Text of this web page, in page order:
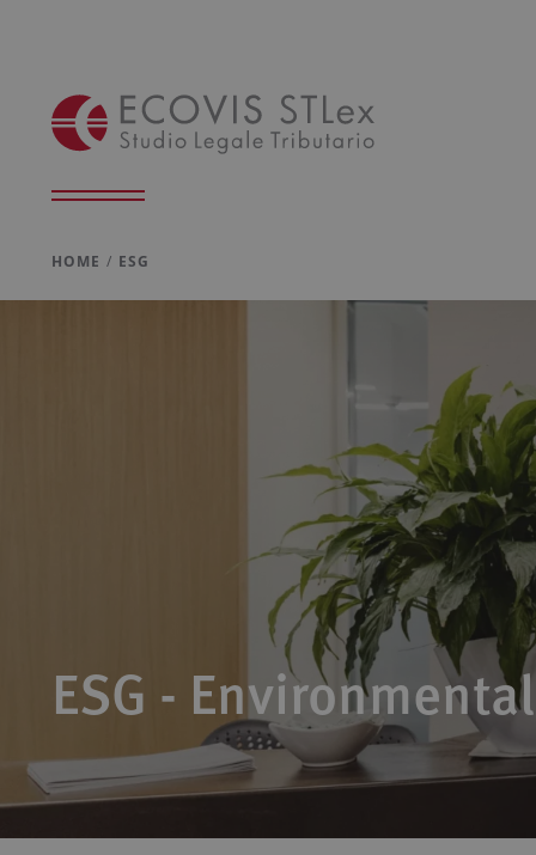
HOME ESG
ESG -